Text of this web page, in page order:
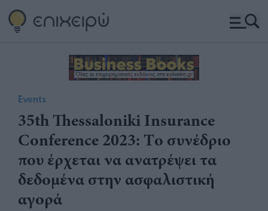
Events
35th Thessaloniki Insurance
Conference 2023: Tο συνέδριο
που έρχεται να ανατρέψει τα
δεδομένα στην ασφαλιστική
αγορά